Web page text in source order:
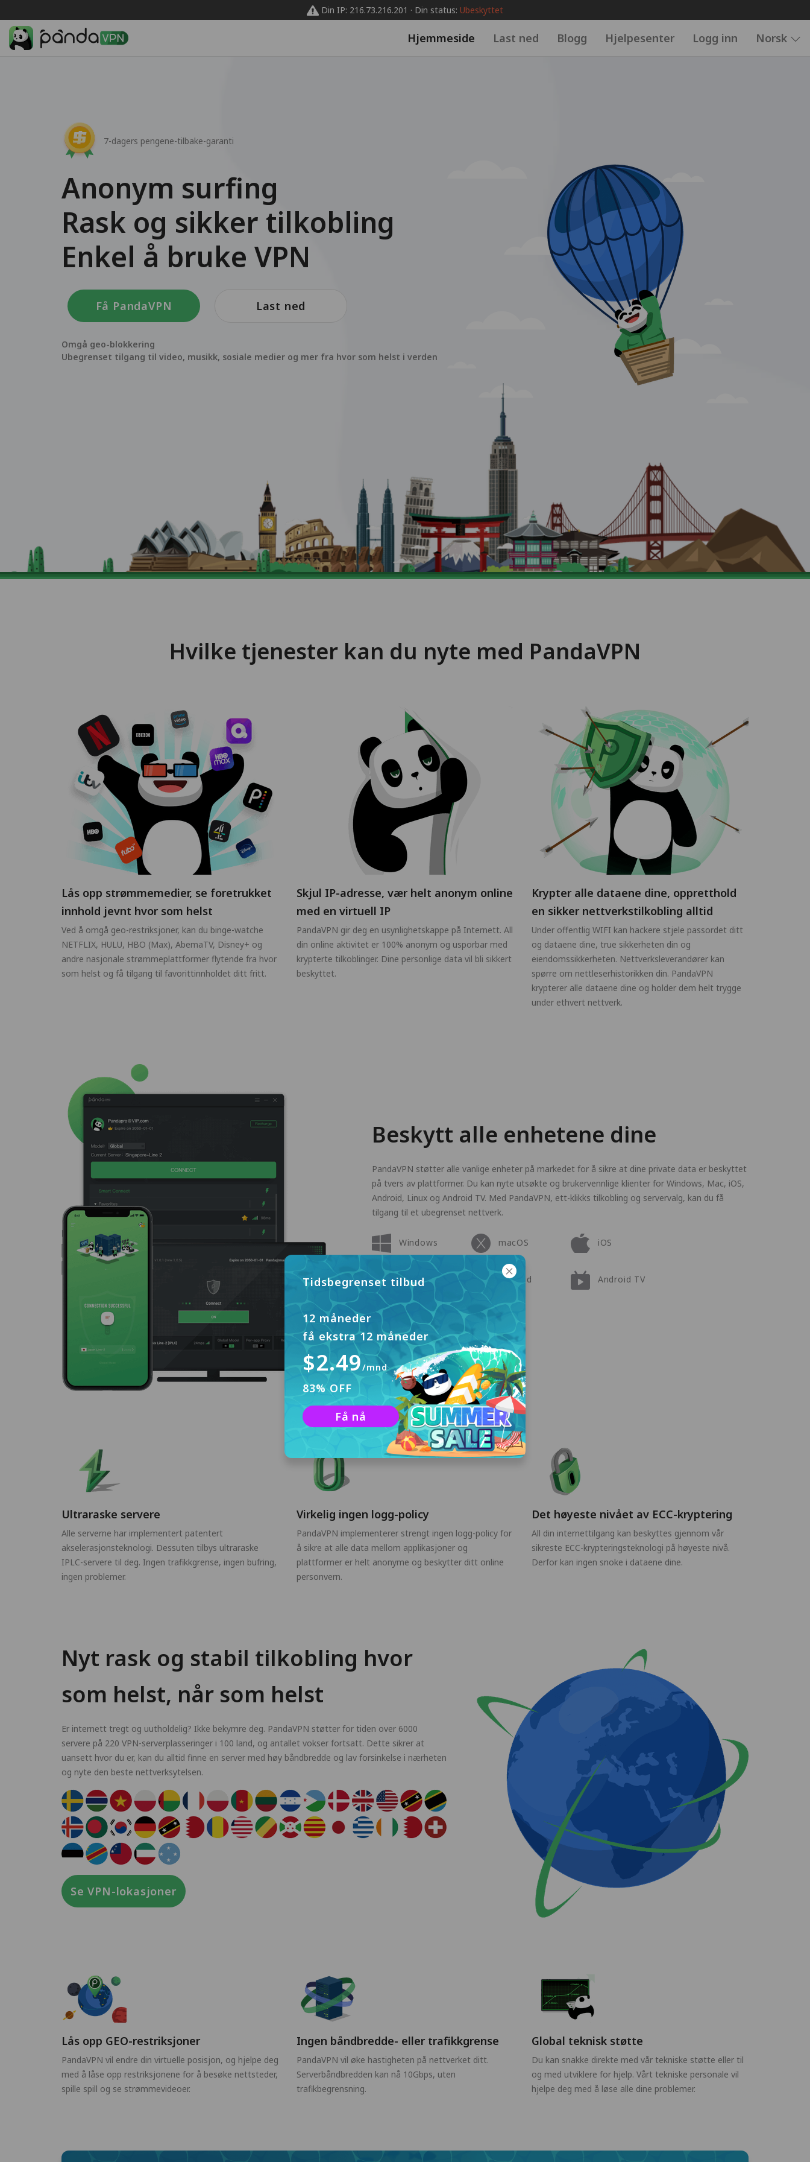
Din IP: 216.73.216.201 · Din status: Ubeskyttet
Hjemmeside Last ned Blogg Hjelpesenter Logg inn Norsk
7-dagers pengene-tilbake-garanti
Anonym surfing
Rask og sikker tilkobling
Enkel å bruke VPN
Få PandaVPN Last ned
Omgå geo-blokkering
Ubegrenset tilgang til video, musikk, sosiale medier og mer fra hvor som helst i verden
Hvilke tjenester kan du nyte med PandaVPN
Lås opp strømmemedier, se foretrukket
innhold jevnt hvor som helst
Ved å omgå geo-restriksjoner, kan du binge-watche
NETFLIX, HULU, HBO (Max), AbemaTV, Disney+ og
andre nasjonale strømmeplattformer flytende fra hvor
som helst og få tilgang til favorittinnholdet ditt fritt.
Skjul IP-adresse, vær helt anonym online
med en virtuell IP
PandaVPN gir deg en usynlighetskappe på Internett. All
din online aktivitet er 100% anonym og usporbar med
krypterte tilkoblinger. Dine personlige data vil bli sikkert
beskyttet.
Krypter alle dataene dine, oppretthold
en sikker nettverkstilkobling alltid
Under offentlig WIFI kan hackere stjele passordet ditt
og dataene dine, true sikkerheten din og
eiendomssikkerheten. Nettverksleverandører kan
spørre om nettleserhistorikken din. PandaVPN
krypterer alle dataene dine og holder dem helt trygge
under ethvert nettverk.
Beskytt alle enhetene dine
PandaVPN støtter alle vanlige enheter på markedet for å sikre at dine private data er beskyttet
på tvers av plattformer. Du kan nyte utsøkte og brukervennlige klienter for Windows, Mac, iOS,
Android, Linux og Android TV. Med PandaVPN, ett-klikks tilkobling og servervalg, kan du få
tilgang til et ubegrenset nettverk.
Windows macOS iOS
Apple TV Android Android TV
Linux
Ultraraske servere
Alle serverne har implementert patentert
akselerasjonsteknologi. Dessuten tilbys ultraraske
IPLC-servere til deg. Ingen trafikkgrense, ingen bufring,
ingen problemer.
Virkelig ingen logg-policy
PandaVPN implementerer strengt ingen logg-policy for
å sikre at alle data mellom applikasjoner og
plattformer er helt anonyme og beskytter ditt online
personvern.
Det høyeste nivået av ECC-kryptering
All din internettilgang kan beskyttes gjennom vår
sikreste ECC-krypteringsteknologi på høyeste nivå.
Derfor kan ingen snoke i dataene dine.
Nyt rask og stabil tilkobling hvor
som helst, når som helst
Er internett tregt og uutholdelig? Ikke bekymre deg. PandaVPN støtter for tiden over 6000
servere på 220 VPN-serverplasseringer i 100 land, og antallet vokser fortsatt. Dette sikrer at
uansett hvor du er, kan du alltid finne en server med høy båndbredde og lav forsinkelse i nærheten
og nyte den beste nettverksytelsen.
Se VPN-lokasjoner
Lås opp GEO-restriksjoner
PandaVPN vil endre din virtuelle posisjon, og hjelpe deg
med å låse opp restriksjonene for å besøke nettsteder,
spille spill og se strømmevideoer.
Ingen båndbredde- eller trafikkgrense
PandaVPN vil øke hastigheten på nettverket ditt.
Serverbåndbredden kan nå 10Gbps, uten
trafikbegrensning.
Global teknisk støtte
Du kan snakke direkte med vår tekniske støtte eller til
og med utviklere for hjelp. Vårt tekniske personale vil
hjelpe deg med å løse alle dine problemer.
Tidsbegrenset tilbud
12 måneder
få ekstra 12 måneder
$2.49/mnd
83% OFF
Få nå